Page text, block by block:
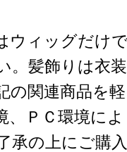
ウィッグだけ
。髪飾りは衣
の関連商品を
、ＰＣ環境に
承の上にご購